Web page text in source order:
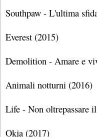
Southpaw - L'ultima
Everest (2015)
Demolition - Amare e
Animali notturni (2016)
Life - Non oltrepassare
Okja (2017)